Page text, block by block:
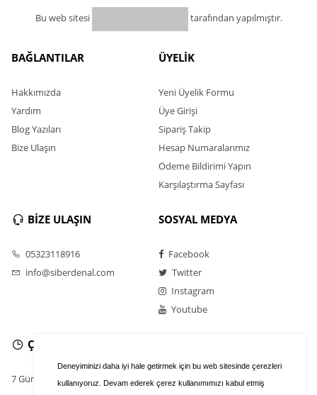
Deneyiminizi daha iyi hale getirmek için bu web sitesinde çerezleri
kullanıyoruz. Devam ederek çerez kullanımımızı kabul etmiş
Bu web sitesi tarafından yapılmıştır.
BAĞLANTILAR
Hakkımızda
Yardım
Blog Yazıları
Bize Ulaşın
ÜYELİK
Yeni Üyelik Formu
Üye Girişi
Sipariş Takip
Hesap Numaralarımız
Ödeme Bildirimi Yapın
Karşılaştırma Sayfası
BİZE ULAŞIN
05323118916
info@siberdenal.com
SOSYAL MEDYA
Facebook
Twitter
Instagram
Youtube
ÇALIŞMA SAATLERİ
7 Gün / 24 Saat